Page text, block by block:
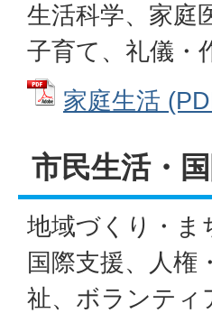
生活科学、家庭
子育て、礼儀・
家庭生活
市民生活・
地域づくり・ま
国際支援、人権
祉、ボランティ